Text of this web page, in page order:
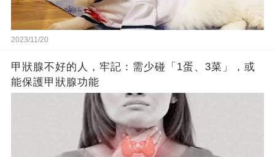
2023/11/20
甲狀腺不好的人，牢記：需少碰「1蛋、3菜」，或
能保護甲狀腺功能